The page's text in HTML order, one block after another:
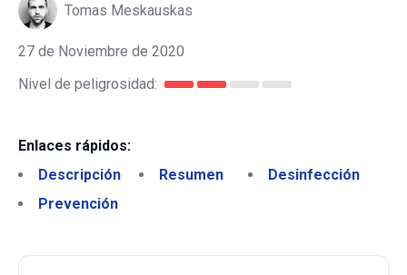
Tomas Meskauskas
27 de Noviembre de 2020
Nivel de peligrosidad:
Enlaces rápidos:
Descripción
Resumen
Desinfección
Prevención